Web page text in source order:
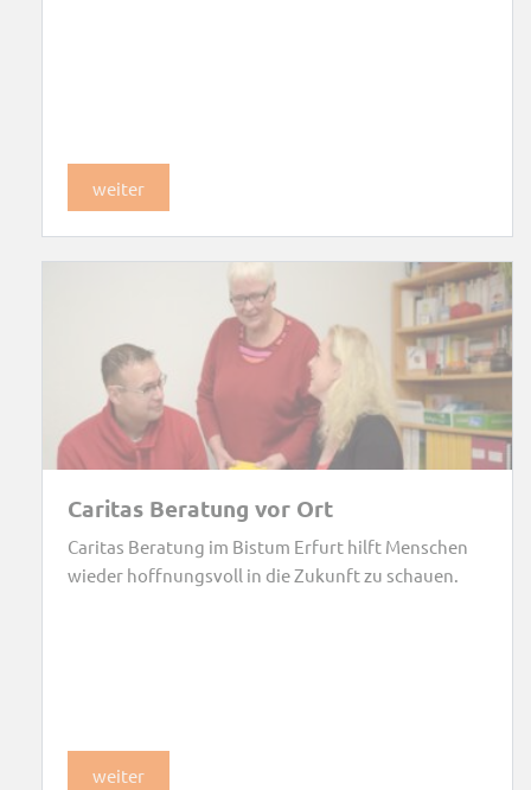
weiter
Caritas Beratung vor Ort
Caritas Beratung im Bistum Erfurt hilft Menschen
wieder hoffnungsvoll in die Zukunft zu schauen.
weiter